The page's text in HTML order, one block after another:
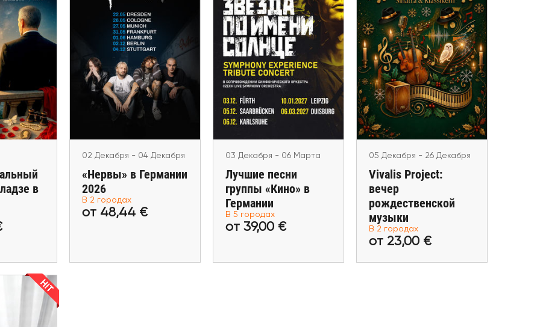
в
€
в
02 Декабря - 04 Декабря
«Нервы» в Германии
2026
Berlin, Stuttgart
от 48,44 €
02 Декабря - 04 Декабря
«Нервы» в Германии
2026
В 2 городах
от 48,44 €
03 Декабря - 06 Марта
Лучшие песни группы
«Кино» в Германии
Fürth, Karlsruhe, Saarbrücken,
Leipzig, Duisburg
от 39,00 €
Купить билеты
03 Декабря - 06 Марта
Лучшие песни
группы «Кино» в
Германии
В 5 городах
от 39,00 €
05 Декабря - 26 Декабря
Vivalis Project: вечер
рождественской
музыки
Bremen, Stuttgart
от 23,00 €
Купить билеты
05 Декабря - 26 Декабря
Vivalis Project:
вечер
рождественской
музыки
В 2 городах
от 23,00 €